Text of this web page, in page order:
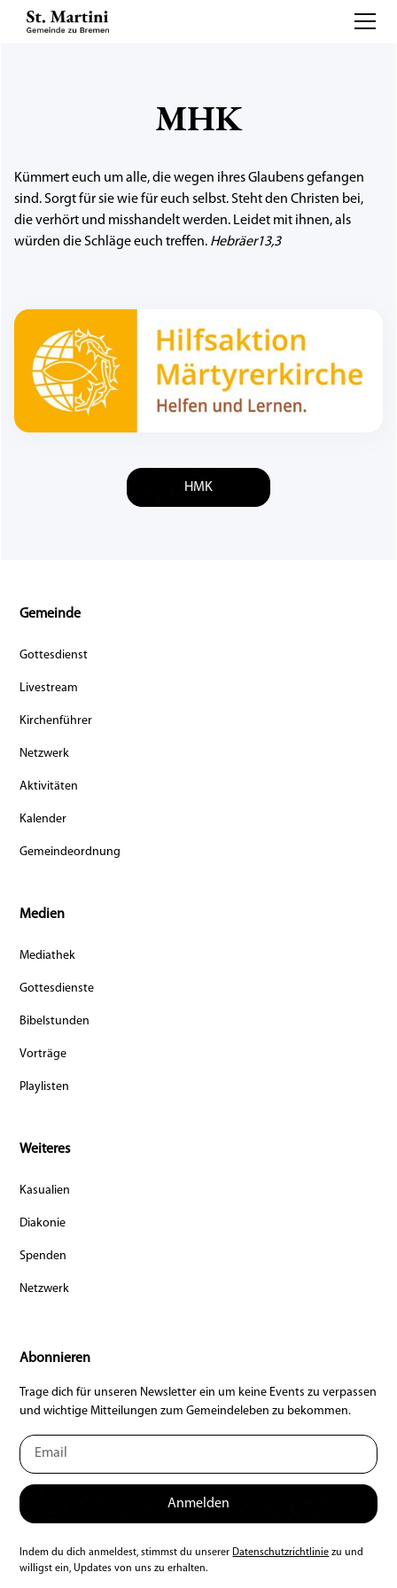
MHK
Kümmert euch um alle, die wegen ihres Glaubens gefangen
sind. Sorgt für sie wie für euch selbst. Steht den Christen bei,
die verhört und misshandelt werden. Leidet mit ihnen, als
würden die Schläge euch treffen. Hebräer13,3
HMK
Gemeinde
Gottesdienst
Livestream
Kirchenführer
Netzwerk
Aktivitäten
Kalender
Gemeindeordnung
Medien
Mediathek
Gottesdienste
Bibelstunden
Vorträge
Playlisten
Weiteres
Kasualien
Diakonie
Spenden
Netzwerk
Abonnieren
Trage dich für unseren Newsletter ein um keine Events zu verpassen
und wichtige Mitteilungen zum Gemeindeleben zu bekommen.
Indem du dich anmeldest, stimmst du unserer Datenschutzrichtlinie zu und
willigst ein, Updates von uns zu erhalten.